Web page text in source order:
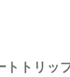
トトリッ